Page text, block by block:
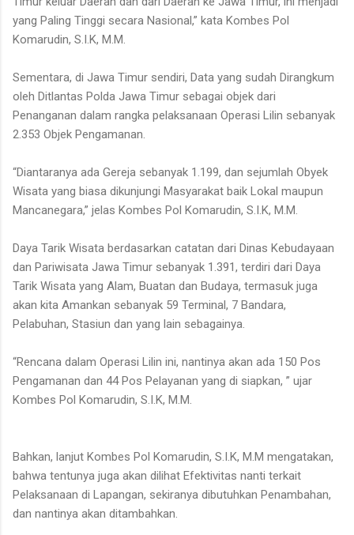
yang Paling Tinggi secara Nasional,” kata Kombes Pol
Komarudin, S.I.K, M.M.
Sementara, di Jawa Timur sendiri, Data yang sudah Dirangkum
oleh Ditlantas Polda Jawa Timur sebagai objek dari
Penanganan dalam rangka pelaksanaan Operasi Lilin sebanyak
2.353 Objek Pengamanan.
“Diantaranya ada Gereja sebanyak 1.199, dan sejumlah Obyek
Wisata yang biasa dikunjungi Masyarakat baik Lokal maupun
Mancanegara,” jelas Kombes Pol Komarudin, S.I.K, M.M.
Daya Tarik Wisata berdasarkan catatan dari Dinas Kebudayaan
dan Pariwisata Jawa Timur sebanyak 1.391, terdiri dari Daya
Tarik Wisata yang Alam, Buatan dan Budaya, termasuk juga
akan kita Amankan sebanyak 59 Terminal, 7 Bandara,
Pelabuhan, Stasiun dan yang lain sebagainya.
“Rencana dalam Operasi Lilin ini, nantinya akan ada 150 Pos
Pengamanan dan 44 Pos Pelayanan yang di siapkan, ” ujar
Kombes Pol Komarudin, S.I.K, M.M.
Bahkan, lanjut Kombes Pol Komarudin, S.I.K, M.M mengatakan,
bahwa tentunya juga akan dilihat Efektivitas nanti terkait
Pelaksanaan di Lapangan, sekiranya dibutuhkan Penambahan,
dan nantinya akan ditambahkan.